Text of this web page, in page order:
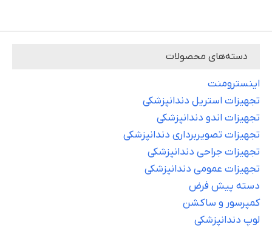
دسته‌های محصولات
اینسترومنت
تجهیزات استریل دندانپزشکی
تجهیزات اندو دندانپزشکی
تجهیزات تصویربرداری دندانپزشکی
تجهیزات جراحی دندانپزشکی
تجهیزات عمومی دندانپزشکی
دسته پیش فرض
کمپرسور و ساکشن
لوپ دندانپزشکی